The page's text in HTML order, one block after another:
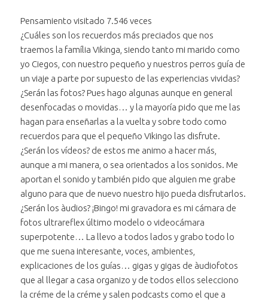
Pensamiento visitado 7.546 veces
¿Cuáles son los recuerdos más preciados que nos
traemos la família Vikinga, siendo tanto mi marido como
yo Ciegos, con nuestro pequeño y nuestros perros guía de
un viaje a parte por supuesto de las experiencias vividas?
¿Serán las fotos? Pues hago algunas aunque en general
desenfocadas o movidas… y la mayoría pido que me las
hagan para enseñarlas a la vuelta y sobre todo como
recuerdos para que el pequeño Vikingo las disfrute.
¿Serán los vídeos? de estos me animo a hacer más,
aunque a mi manera, o sea orientados a los sonidos. Me
aportan el sonido y también pido que alguien me grabe
alguno para que de nuevo nuestro hijo pueda disfrutarlos.
¿Serán los àudios? ¡Bingo! mi gravadora es mi cámara de
fotos ultrareflex último modelo o videocámara
superpotente… La llevo a todos lados y grabo todo lo
que me suena interesante, voces, ambientes,
explicaciones de los guías… gigas y gigas de àudiofotos
que al llegar a casa organizo y de todos ellos selecciono
la créme de la créme y salen podcasts como el que a